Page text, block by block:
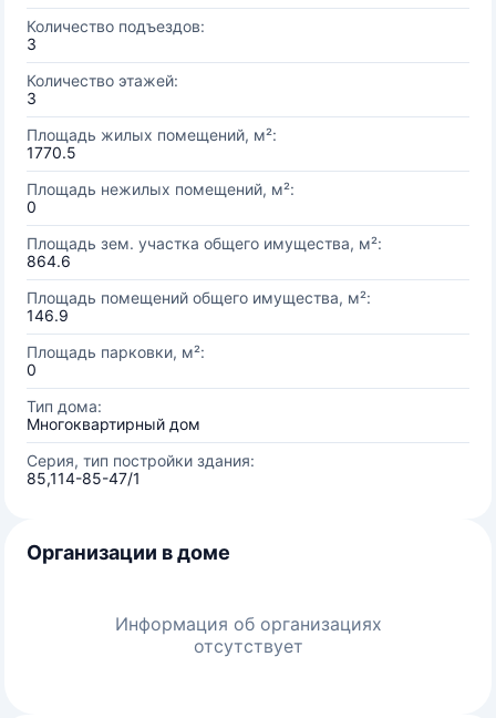
Количество подъездов:
3
Количество этажей:
3
Площадь жилых помещений, м²:
1770.5
Площадь нежилых помещений, м²:
0
Площадь зем. участка общего имущества, м²:
864.6
Площадь помещений общего имущества, м²:
146.9
Площадь парковки, м²:
0
Тип дома:
Многоквартирный дом
Серия, тип постройки здания:
85,114-85-47/1
Организации в доме
Информация об организациях
отсутствует